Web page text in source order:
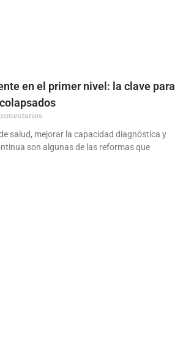
en el primer nivel: la clave para
salud, mejorar la capacidad diagnóstica y
son algunas de las reformas que